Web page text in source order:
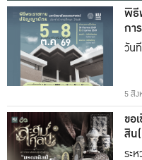
พิธี
กา
วัน
5 สิ
ขอ
สิน
ระ